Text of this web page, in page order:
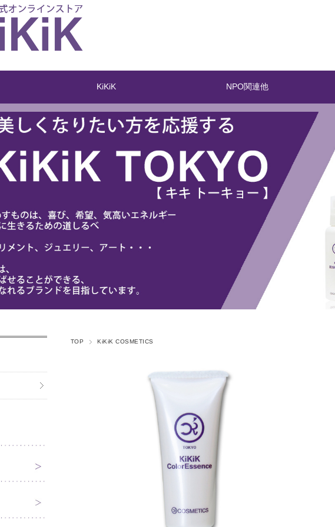
KiKiK NPO関連他
TOP KiKiK COSMETICS